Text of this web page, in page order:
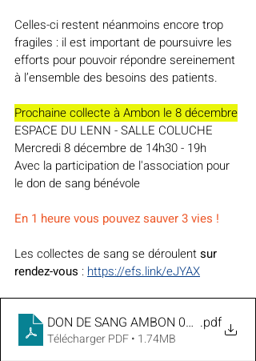
Celles-ci restent néanmoins encore trop
fragiles : il est important de poursuivre les
efforts pour pouvoir répondre sereinement
à l’ensemble des besoins des patients.
Prochaine collecte à Ambon le 8 décembre
ESPACE DU LENN - SALLE COLUCHE
Mercredi 8 décembre de 14h30 - 19h
Avec la participation de l'association pour
le don de sang bénévole
En 1 heure vous pouvez sauver 3 vies !
Les collectes de sang se déroulent sur
rendez-vous : https://efs.link/eJYAX
DON DE SANG AMBON 08 12 21
.pdf
Télécharger PDF • 1.74MB